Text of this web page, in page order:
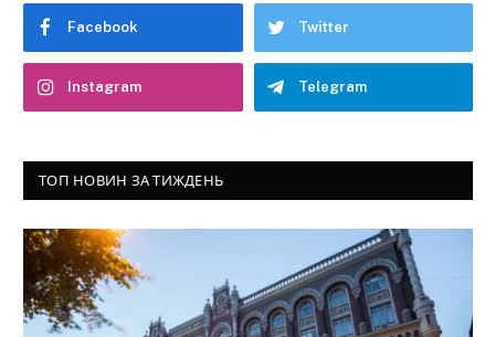
Facebook Twitter
Instagram Telegram
ТОП НОВИН ЗА ТИЖДЕНЬ